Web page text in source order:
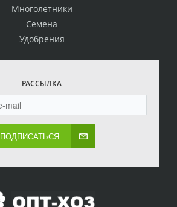
Многолетники
Семена
Удобрения
РАССЫЛКА
ПОДПИСАТЬСЯ